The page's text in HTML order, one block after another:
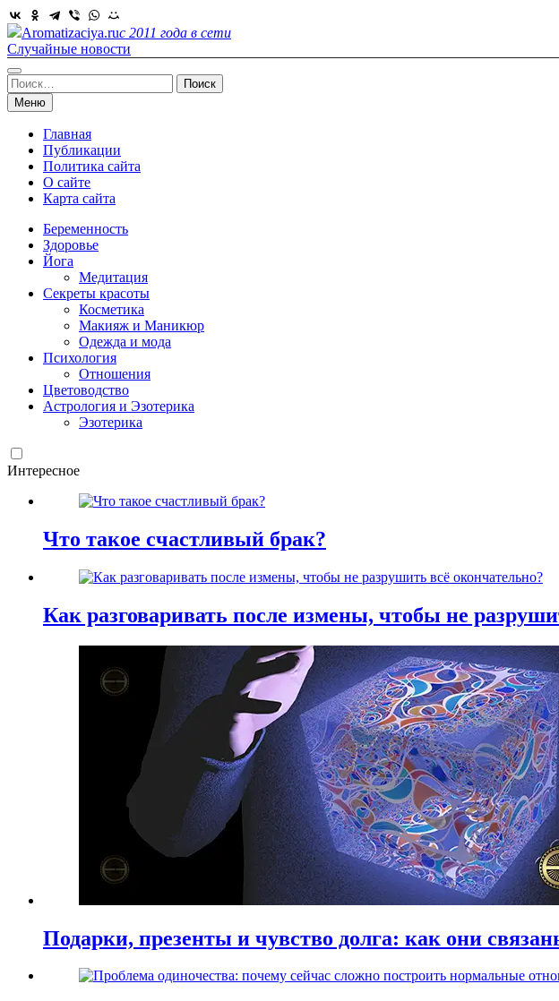
Skip
to
content
Aromatizaciya.ruс 2011 года в сети
Случайные новости
Найти:
Меню
Главная
Публикации
Политика сайта
О сайте
Карта сайта
Беременность
Здоровье
Йога
Медитация
Секреты красоты
Косметика
Макияж и Маникюр
Одежда и мода
Психология
Отношения
Цветоводство
Астрология и Эзотерика
Эзотерика
Интересное
Что такое счастливый брак?
Как разговаривать после измены, чтобы не
Подарки, презенты и чувство долга: как они